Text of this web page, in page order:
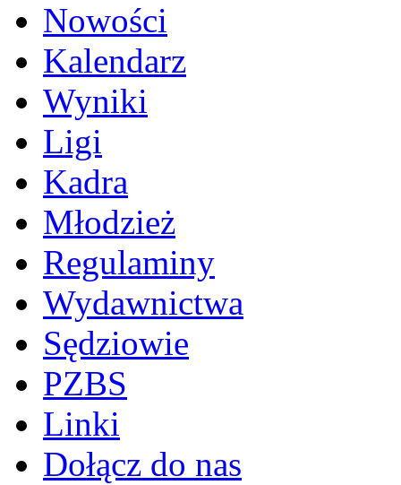
Nowości
Kalendarz
Wyniki
Ligi
Kadra
Młodzież
Regulaminy
Wydawnictwa
Sędziowie
PZBS
Linki
Dołącz do nas